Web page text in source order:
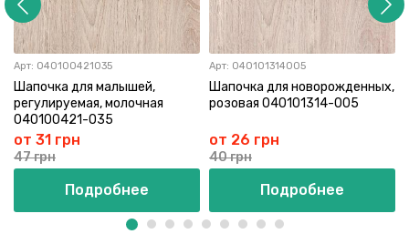
Арт: 040100421035
Шапочка для малышей,
регулируемая, молочная
040100421-035
от 31 грн
47 грн
Подробнее
Арт: 040101314005
Шапочка для новорожденных,
розовая 040101314-005
от 26 грн
40 грн
Подробнее